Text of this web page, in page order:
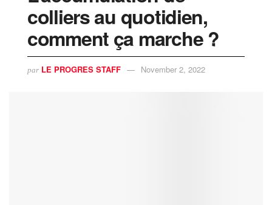
colliers au quotidien,
comment ça marche ?
par LE PROGRES STAFF November 2, 2022